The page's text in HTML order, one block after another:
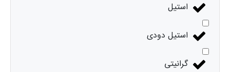
استیل
استیل دودی
گرانیتی